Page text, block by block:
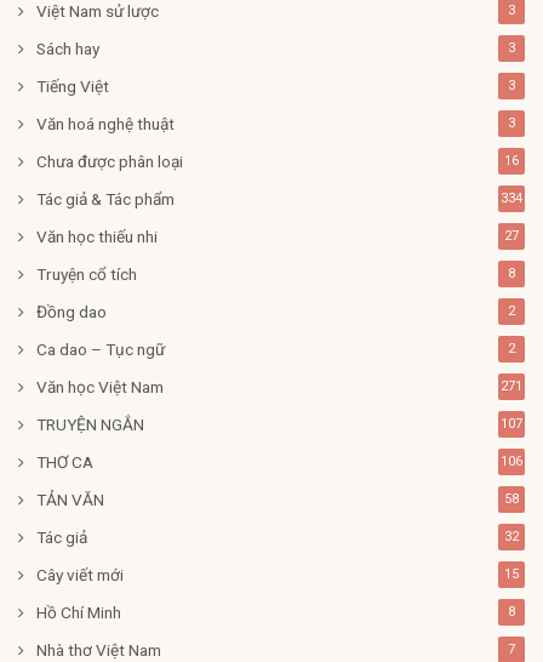
Việt Nam sử lược 3
Sách hay 3
Tiếng Việt 3
Văn hoá nghệ thuật 3
Chưa được phân loại 16
Tác giả & Tác phẩm 334
Văn học thiếu nhi 27
Truyện cổ tích 8
Đồng dao 2
Ca dao – Tục ngữ 2
Văn học Việt Nam 271
TRUYỆN NGẮN 107
THƠ CA 106
TẢN VĂN 58
Tác giả 32
Cây viết mới 15
Hồ Chí Minh 8
Nhà thơ Việt Nam 7